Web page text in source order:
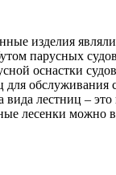
изделия
парусных
оснастки
для обслуживания
вида лестниц –
лесенки можно